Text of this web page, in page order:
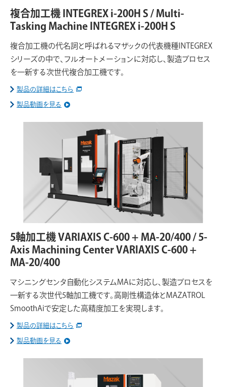
複合加工機 INTEGREX i-200H S / Multi-
Tasking Machine INTEGREX i-200H S
複合加工機の代名詞と呼ばれるマザックの代表機種INTEGREX
シリーズの中で、フルオートメーションに対応し、製造プロセス
を一新する次世代複合加工機です。
製品の詳細はこちら
製品動画を見る
5軸加工機 VARIAXIS C-600 + MA-20/400 / 5-
Axis Machining Center VARIAXIS C-600 +
MA-20/400
マシニングセンタ自動化システムMAに対応し、製造プロセスを
一新する次世代5軸加工機です。高剛性構造体とMAZATROL
SmoothAiで安定した高精度加工を実現します。
製品の詳細はこちら
製品動画を見る